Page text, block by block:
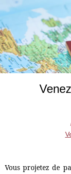
Vous projetez de